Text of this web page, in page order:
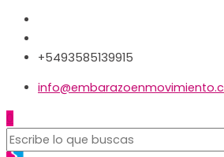
+5493585139915
0